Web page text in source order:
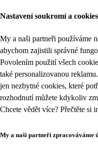
Nastavení soukromí a cookies
My a naši partneři používáme
abychom zajistili správné
Povolením použití všech
také personalizovanou
jen nezbytné cookies, které
rozhodnutí můžete kdykoliv
Chcete vědět více? Přečtěte si
My a naši partneři zpracováváme